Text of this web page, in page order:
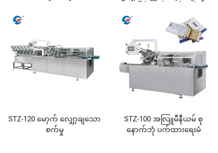
STZ-120 မော့က် လျှော့ချသော
စက်မှု
STZ-100 အလြူမီနီယမ် စု
နောက်ဘုံ ပက်ထားရေးမံ